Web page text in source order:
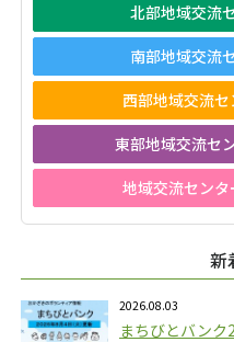
北部地域交流
南部地域交流
西部地域交流
東部地域交流セ
地域交流セン
新
2026.08.03
まちびとバンク